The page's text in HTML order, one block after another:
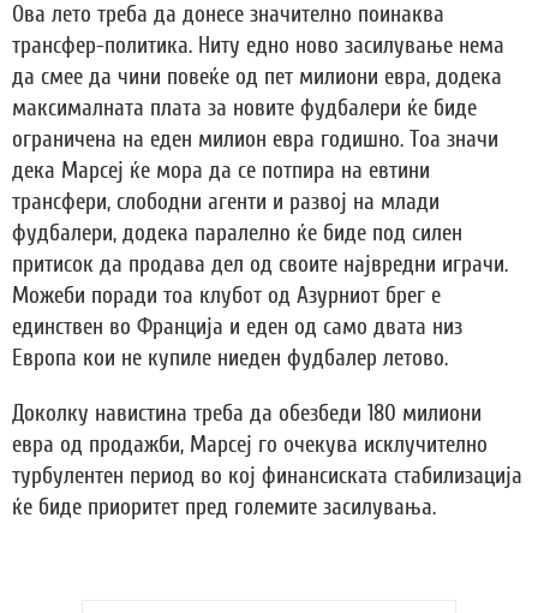
Ова лето треба да донесе значително поинаква
трансфер-политика. Ниту едно ново засилување нема
да смее да чини повеќе од пет милиони евра, додека
максималната плата за новите фудбалери ќе биде
ограничена на еден милион евра годишно. Тоа значи
дека Марсеј ќе мора да се потпира на евтини
трансфери, слободни агенти и развој на млади
фудбалери, додека паралелно ќе биде под силен
притисок да продава дел од своите највредни играчи.
Можеби поради тоа клубот од Азурниот брег е
единствен во Франција и еден од само двата низ
Европа кои не купиле ниеден фудбалер летово.
Доколку навистина треба да обезбеди 180 милиони
евра од продажби, Марсеј го очекува исклучително
турбулентен период во кој финансиската стабилизација
ќе биде приоритет пред големите засилувања.